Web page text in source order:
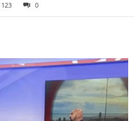
123 0